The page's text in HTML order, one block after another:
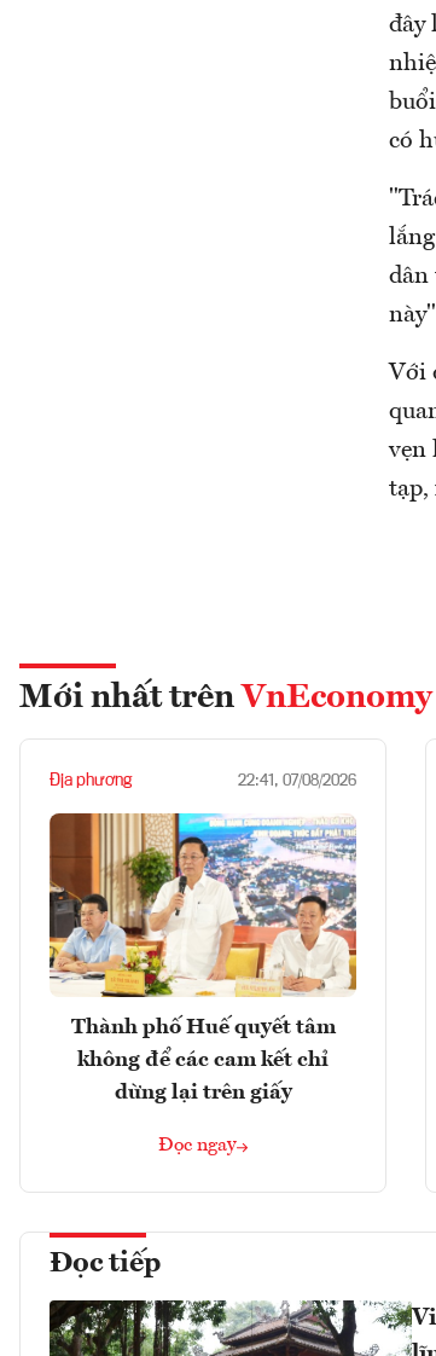
đây
có
dân
Với
vẹn
tạp,
Mới nhất trên VnEconomy
Địa phương 22:41, 07/08/2026
Thành phố Huế quyết tâm
không để các cam kết chỉ
dừng lại trên giấy
Đọc ngay
Đọc tiếp